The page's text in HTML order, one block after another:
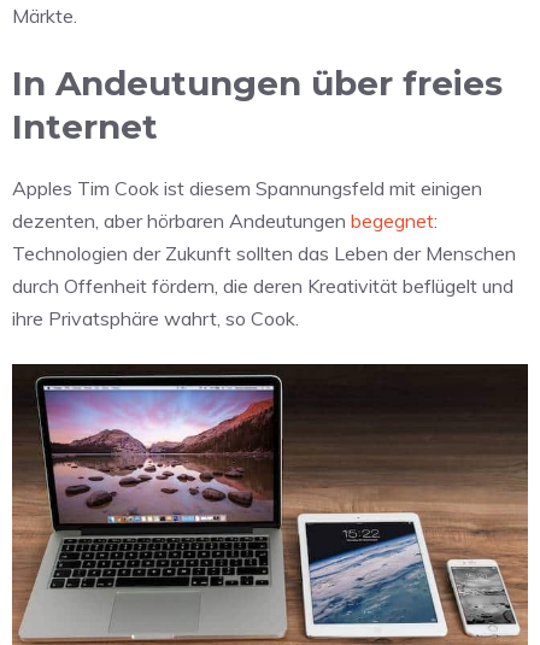
Märkte.
In Andeutungen über freies
Internet
Apples Tim Cook ist diesem Spannungsfeld mit einigen
dezenten, aber hörbaren Andeutungen begegnet:
Technologien der Zukunft sollten das Leben der Menschen
durch Offenheit fördern, die deren Kreativität beflügelt und
ihre Privatsphäre wahrt, so Cook.